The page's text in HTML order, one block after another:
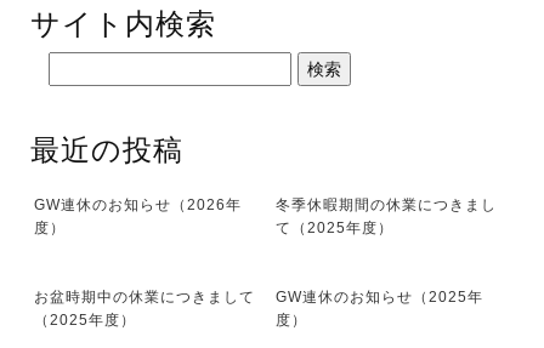
サイト内検索
最近の投稿
GW連休のお知らせ（2026年
度）
冬季休暇期間の休業につきまし
て（2025年度）
お盆時期中の休業につきまして
（2025年度）
GW連休のお知らせ（2025年
度）